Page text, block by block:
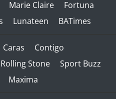
Marie Claire
Fortuna
Lunateen BATimes
Caras
Contigo
Rolling Stone
Sport Buzz
Maxima